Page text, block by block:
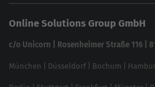
feed2content.ai
In ChatGPT gefunden werden
Linkbuilding 2025
Local SEO
Online Solutions Group GmbH
c/o Unicorn | Rosenheimer Straße 116 |
München Düsseldorf| Bochum